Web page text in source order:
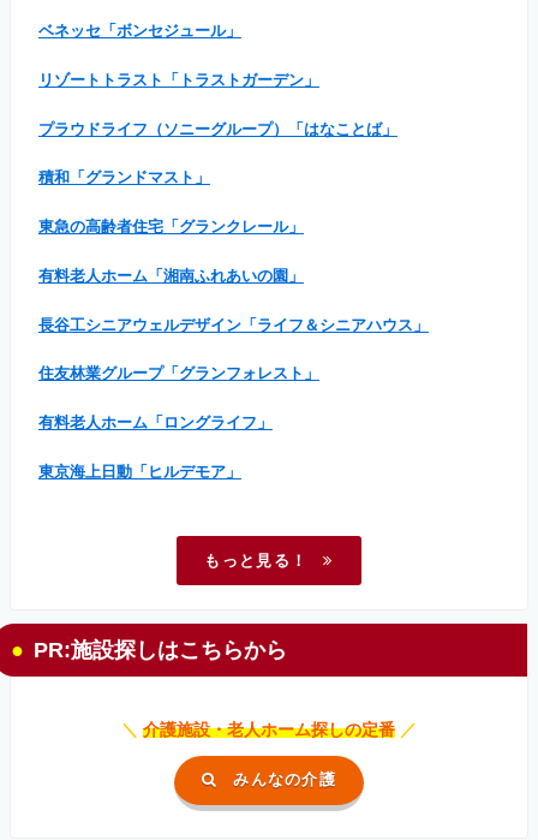
ベネッセ「ボンセジュール」
リゾートトラスト「トラストガーデン」
プラウドライフ（ソニーグループ）「はなことば」
積和「グランドマスト」
東急の高齢者住宅「グランクレール」
有料老人ホーム「湘南ふれあいの園」
長谷工シニアウェルデザイン「ライフ＆シニアハウス」
住友林業グループ「グランフォレスト」
有料老人ホーム「ロングライフ」
東京海上日動「ヒルデモア」
もっと見る！
PR:施設探しはこちらから
＼ 介護施設・老人ホーム探しの定番 ／
みんなの介護